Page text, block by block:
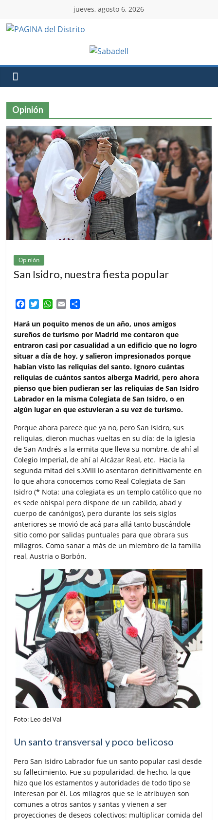
jueves, agosto 6, 2026
Opinión
Opinión
San Isidro, nuestra fiesta popular
c
e
b
o
o
k
i
t
t
e
W
a
t
s
A
p
p
a
i
l
m
p
a
r
t
i
r
Hará un poquito menos de un año, unos amigos
sureños de turismo por Madrid me contaron que
entraron casi por casualidad a un edificio que no logro
situar a día de hoy, y salieron impresionados porque
habían visto las reliquias del santo. Ignoro cuántas
reliquias de cuántos santos alberga Madrid, pero ahora
pienso que bien pudieran ser las reliquias de San Isidro
Labrador en la misma Colegiata de San Isidro, o en
algún lugar en que estuvieran a su vez de turismo.
Porque ahora parece que ya no, pero San Isidro, sus
reliquias, dieron muchas vueltas en su día: de la iglesia
de San Andrés a la ermita que lleva su nombre, de ahí al
Colegio Imperial, de ahí al Alcázar Real, etc. Hacia la
segunda mitad del s.XVIII lo asentaron definitivamente en
lo que ahora conocemos como Real Colegiata de San
Isidro (* Nota: una colegiata es un templo católico que no
es sede obispal pero dispone de un cabildo, abad y
cuerpo de canónigos), pero durante los seis siglos
anteriores se movió de acá para allá tanto buscándole
sitio como por salidas puntuales para que obrara sus
milagros. Como sanar a más de un miembro de la familia
real, Austria o Borbón.
Foto: Leo del Val
Un santo transversal y poco belicoso
Pero San Isidro Labrador fue un santo popular casi desde
su fallecimiento. Fue su popularidad, de hecho, la que
hizo que los estamentos y autoridades de todo tipo se
interesan por él. Los milagros que se le atribuyen son
comunes a otros santos y santas y vienen a ser
proyecciones de deseos colectivos: multiplicar comida del